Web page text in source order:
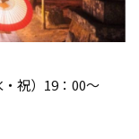
祝）19：00～